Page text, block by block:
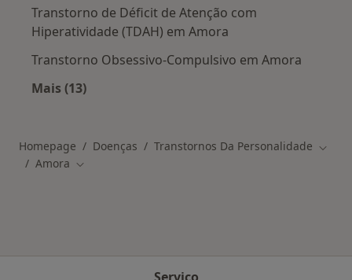
Transtorno de Déficit de Atenção com
Hiperatividade (TDAH) em Amora
Transtorno Obsessivo-Compulsivo em Amora
Mais (13)
Homepage Doenças Transtornos Da Personalidade
Amora Mudar de cidade